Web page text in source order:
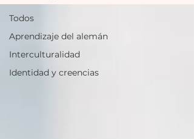
Todos
Aprendizaje del alemán
Interculturalidad
Identidad y creencias